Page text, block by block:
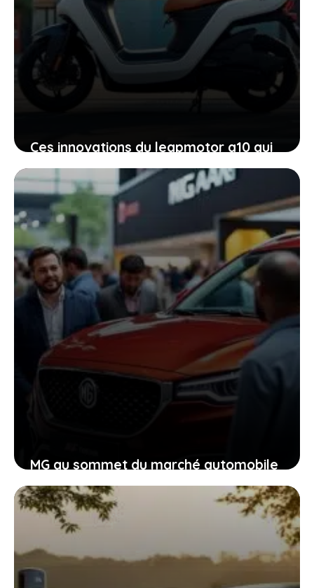
Ces innovations du leapmotor a10 qui
vont vous faire voir l’électrique
autrement
17 janvier 2026
MG au sommet du marché automobile
français, un tournant majeur dont
vous êtes les témoins
14 janvier 2026